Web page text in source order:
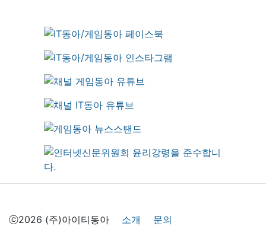
ⓒ2026 (주)아이티동아 소개
문의